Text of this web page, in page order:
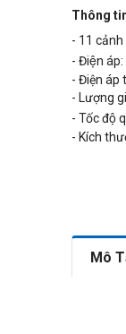
Thông
- 11
- Điện áp:
- Điện áp
- Lượng
- Tốc độ
- Kích
Mô